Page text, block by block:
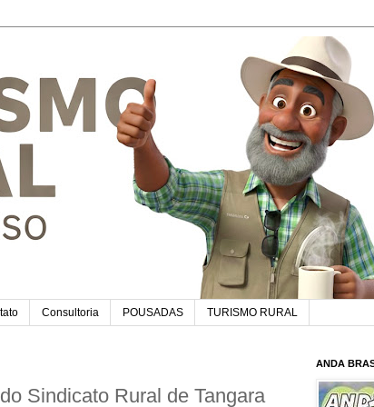
Consultoria POUSADAS TURISMO RURAL
Sindicato Rural de Tangara
ANDA